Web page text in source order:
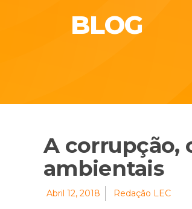
BLOG
A corrupção,
ambientais
Abril 12, 2018 Redação LEC